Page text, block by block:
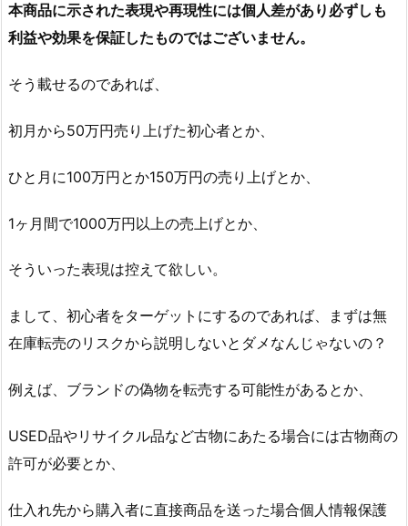
本商品に示された表現や再現性には個人差があり必ずしも
利益や効果を保証したものではございません。
そう載せるのであれば、
初月から50万円売り上げた初心者とか、
ひと月に100万円とか150万円の売り上げとか、
1ヶ月間で1000万円以上の売上げとか、
そういった表現は控えて欲しい。
まして、初心者をターゲットにするのであれば、まずは無
在庫転売のリスクから説明しないとダメなんじゃないの？
例えば、ブランドの偽物を転売する可能性があるとか、
USED品やリサイクル品など古物にあたる場合には古物商の
許可が必要とか、
仕入れ先から購入者に直接商品を送った場合個人情報保護